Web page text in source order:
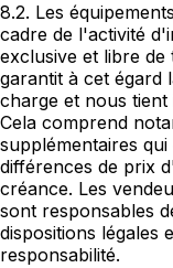
8.2. Les
cadre de l'activité
exclusive et libre
garantit à cet égard
charge et nous tient
Cela comprend
supplémentaires
différences de prix
créance. Les
sont responsables
dispositions légales
responsabilité.